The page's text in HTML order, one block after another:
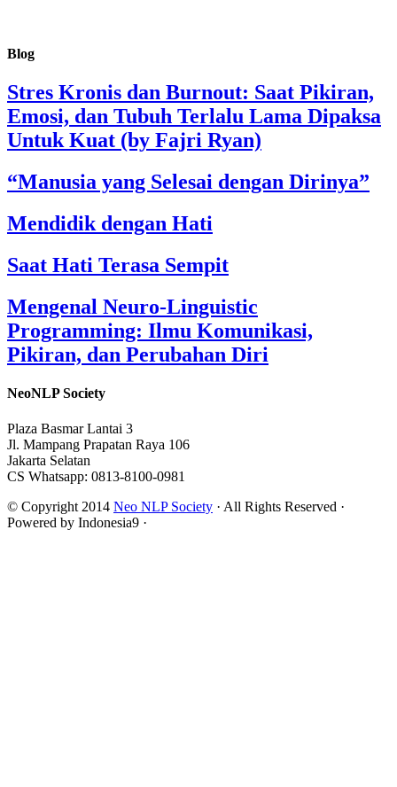
Blog
Stres Kronis dan Burnout: Saat Pikiran,
Emosi, dan Tubuh Terlalu Lama Dipaksa
Untuk Kuat (by Fajri Ryan)
“Manusia yang Selesai dengan Dirinya”
Mendidik dengan Hati
Saat Hati Terasa Sempit
Mengenal Neuro-Linguistic
Programming: Ilmu Komunikasi,
Pikiran, dan Perubahan Diri
NeoNLP Society
Plaza Basmar Lantai 3
Jl. Mampang Prapatan Raya 106
Jakarta Selatan
CS Whatsapp: 0813-8100-0981
© Copyright 2014 Neo NLP Society · All Rights Reserved ·
Powered by Indonesia9 ·